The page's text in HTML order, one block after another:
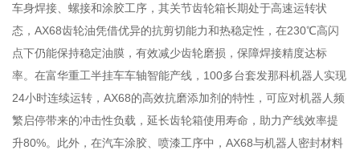
车身焊接、螺接和涂胶工序，其关节齿轮箱长期处于高速运转状
态，AX68齿轮油凭借优异的抗剪切能力和热稳定性，在230℃高闪
点下仍能保持稳定油膜，有效减少齿轮磨损，保障焊接精度达标
率。在富华重工半挂车车轴智能产线，100多台套发那科机器人实现
24小时连续运转，AX68的高效抗磨添加剂的特性，可应对机器人频
繁启停带来的冲击性负载，延长齿轮箱使用寿命，助力产线效率提
升80%。此外，在汽车涂胶、喷漆工序中，AX68与机器人密封材料